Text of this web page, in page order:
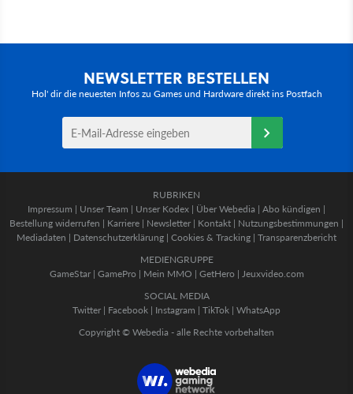
NEWSLETTER BESTELLEN
Hol' dir die neuesten Infos zu Games und Hardware direkt ins Postfach
RUBRIKEN
Impressum | Unser Team | Unser Kodex | Über Webedia | Abo kündigen |
Bestellung widerrufen | Karriere | Newsletter | Kontakt | Nutzungsbestimmungen |
Mediadaten | Datenschutzerklärung | Cookies & Tracking | Transparenzbericht
MEDIENGRUPPE
GameStar| GamePro | Mein MMO | GetHero | Jeuxvideo.com
SOCIAL MEDIA
Twitter | Facebook | Instagram | TikTok | WhatsApp
Copyright © Webedia - alle Rechte vorbehalten